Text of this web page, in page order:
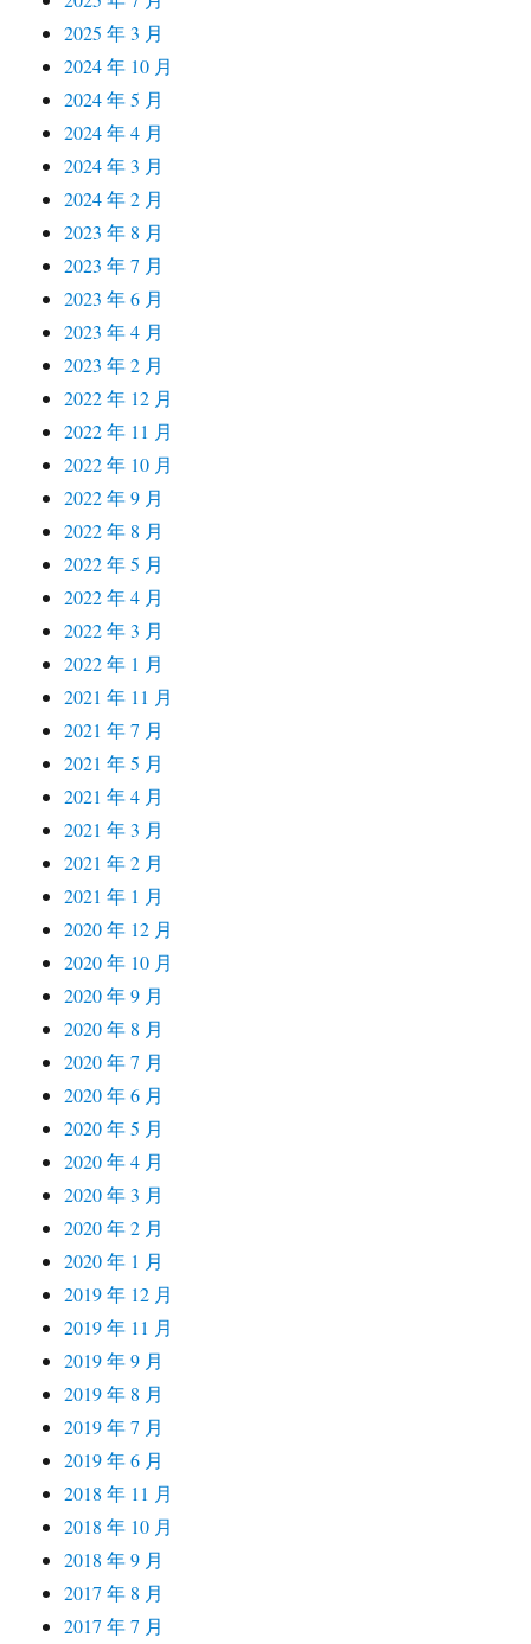
2025 年 3 月
2024 年 10 月
2024 年 5 月
2024 年 4 月
2024 年 3 月
2024 年 2 月
2023 年 8 月
2023 年 7 月
2023 年 6 月
2023 年 4 月
2023 年 2 月
2022 年 12 月
2022 年 11 月
2022 年 10 月
2022 年 9 月
2022 年 8 月
2022 年 5 月
2022 年 4 月
2022 年 3 月
2022 年 1 月
2021 年 11 月
2021 年 7 月
2021 年 5 月
2021 年 4 月
2021 年 3 月
2021 年 2 月
2021 年 1 月
2020 年 12 月
2020 年 10 月
2020 年 9 月
2020 年 8 月
2020 年 7 月
2020 年 6 月
2020 年 5 月
2020 年 4 月
2020 年 3 月
2020 年 2 月
2020 年 1 月
2019 年 12 月
2019 年 11 月
2019 年 9 月
2019 年 8 月
2019 年 7 月
2019 年 6 月
2018 年 11 月
2018 年 10 月
2018 年 9 月
2017 年 8 月
2017 年 7 月